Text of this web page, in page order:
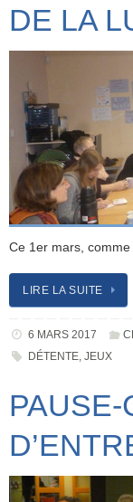
DE LA
Ce 1er mars,
LIRE LA SUITE
6 MARS 2017
DÉTENTE, JEUX
PAUSE-